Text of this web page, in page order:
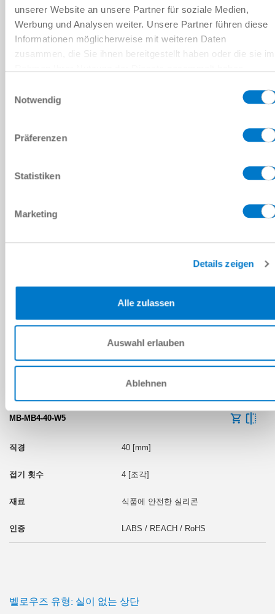
unserer Website an unsere Partner für soziale Medien,
Werbung und Analysen weiter. Unsere Partner führen diese
Informationen möglicherweise mit weiteren Daten
zusammen, die Sie ihnen bereitgestellt haben oder die sie im
Notwendig
Präferenzen
Statistiken
Marketing
Details zeigen
Alle zulassen
Auswahl erlauben
Ablehnen
40 [mm]
40 [mm]
4 [조각]
LABS / REACH / RoHS
MB-MB4-40-W5
40 [mm]
4 [조각]
식품에 안전한 실리콘
LABS / REACH / RoHS
벨로우즈 유형: 실이 없는 상단